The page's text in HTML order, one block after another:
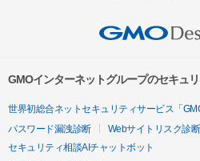
GMOインターネットグループのセキュ
世界初総合ネットセキュリティサービス「
パスワード漏洩診断
Webサイトリスク診断
セキュリティ相談AIチャットボット